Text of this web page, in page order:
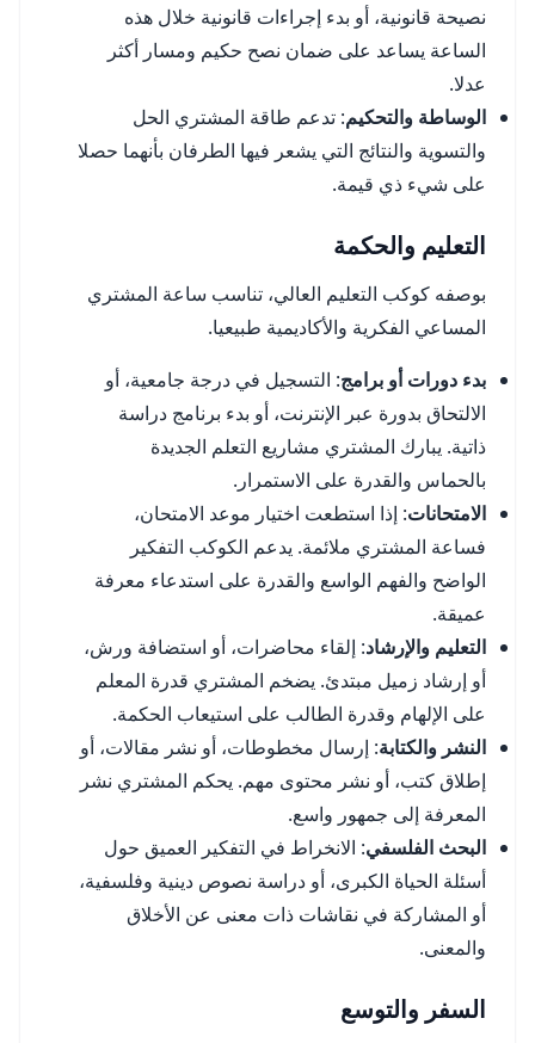
نصيحة قانونية، أو بدء إجراءات قانونية خلال هذه
الساعة يساعد على ضمان نصح حكيم ومسار أكثر
عدلا.
الوساطة والتحكيم: تدعم طاقة المشتري الحل
والتسوية والنتائج التي يشعر فيها الطرفان بأنهما حصلا
على شيء ذي قيمة.
التعليم والحكمة
بوصفه كوكب التعليم العالي، تناسب ساعة المشتري
المساعي الفكرية والأكاديمية طبيعيا.
بدء دورات أو برامج: التسجيل في درجة جامعية، أو
الالتحاق بدورة عبر الإنترنت، أو بدء برنامج دراسة
ذاتية. يبارك المشتري مشاريع التعلم الجديدة
بالحماس والقدرة على الاستمرار.
الامتحانات: إذا استطعت اختيار موعد الامتحان،
فساعة المشتري ملائمة. يدعم الكوكب التفكير
الواضح والفهم الواسع والقدرة على استدعاء معرفة
عميقة.
التعليم والإرشاد: إلقاء محاضرات، أو استضافة ورش،
أو إرشاد زميل مبتدئ. يضخم المشتري قدرة المعلم
على الإلهام وقدرة الطالب على استيعاب الحكمة.
النشر والكتابة: إرسال مخطوطات، أو نشر مقالات، أو
إطلاق كتب، أو نشر محتوى مهم. يحكم المشتري نشر
المعرفة إلى جمهور واسع.
البحث الفلسفي: الانخراط في التفكير العميق حول
أسئلة الحياة الكبرى، أو دراسة نصوص دينية وفلسفية،
أو المشاركة في نقاشات ذات معنى عن الأخلاق
والمعنى.
السفر والتوسع